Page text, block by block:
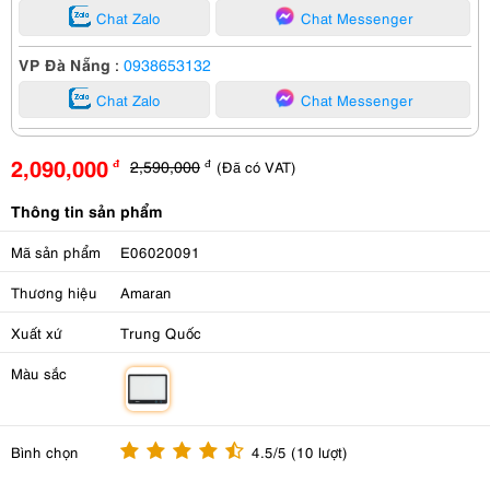
Chat Zalo Chat Messenger
VP Đà Nẵng : 0938653132
Chat Zalo Chat Messenger
2,090,000 đ 2,590,000 đ (Đã có VAT)
Thông tin sản phẩm
Mã sản phẩm E06020091
Thương hiệu Amaran
Xuất xứ Trung Quốc
Màu sắc
Bình chọn 4.5/5 (10 lượt)